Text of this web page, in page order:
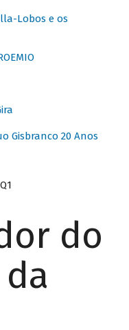
Lobos e os
Gisbranco 20 Anos
do